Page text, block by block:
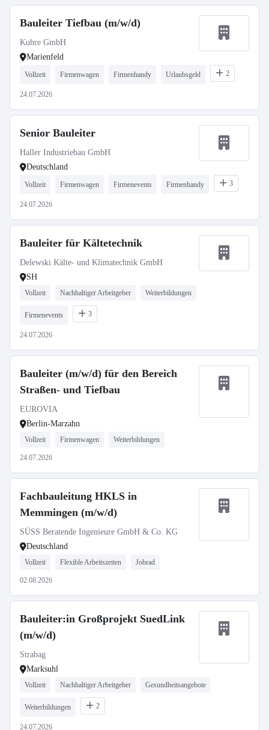
Bauleiter Tiefbau (m/w/d)
Kuhre GmbH
Marienfeld
Vollzeit Firmenwagen Firmenhandy Urlaubsgeld 2
24.07.2026
Senior Bauleiter
Haller Industriebau GmbH
Deutschland
Vollzeit Firmenwagen Firmenevents Firmenhandy 3
24.07.2026
Bauleiter für Kältetechnik
Delewski Kälte- und Klimatechnik GmbH
SH
Vollzeit Nachhaltiger Arbeitgeber Weiterbildungen
Firmenevents 3
24.07.2026
Bauleiter (m/w/d) für den Bereich
Straßen- und Tiefbau
EUROVIA
Berlin-Marzahn
Vollzeit Firmenwagen Weiterbildungen
24.07.2026
Fachbauleitung HKLS in
Memmingen (m/w/d)
SÜSS Beratende Ingenieure GmbH & Co. KG
Deutschland
Vollzeit Flexible Arbeitszeiten Jobrad
02.08.2026
Bauleiter:in Großprojekt SuedLink
(m/w/d)
Strabag
Marksuhl
Vollzeit Nachhaltiger Arbeitgeber Gesundheitsangebote
Weiterbildungen 2
24.07.2026